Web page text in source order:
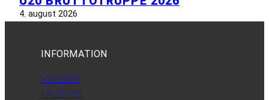
4. august 2026
INFORMATION
NYHEDER
KALENDER